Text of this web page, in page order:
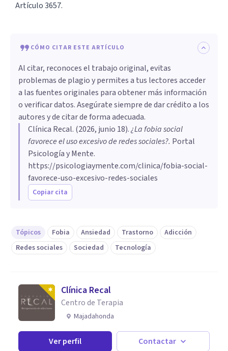
Artículo 3657.
CÓMO CITAR ESTE ARTÍCULO
Al citar, reconoces el trabajo original, evitas
problemas de plagio y permites a tus lectores acceder
a las fuentes originales para obtener más información
o verificar datos. Asegúrate siempre de dar crédito a los
autores y de citar de forma adecuada.
Clínica Recal. (2026, junio 18).¿La fobia social
favorece el uso excesivo de redes sociales?. Portal
Psicología y Mente.
https://psicologiaymente.com/clinica/fobia-social-
favorece-uso-excesivo-redes-sociales
Copiar cita
Tópicos Fobia Ansiedad Trastorno
Adicción
Redes sociales
Sociedad Tecnología
Clínica Recal
Centro de Terapia
Majadahonda
Ver perfil Contactar